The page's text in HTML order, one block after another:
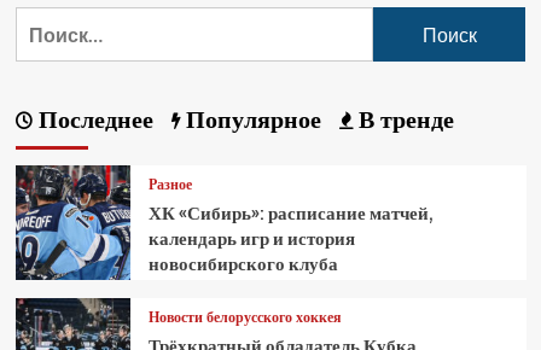
Последнее Популярное В тренде
Разное
ХК «Сибирь»: расписание матчей,
календарь игр и история
новосибирского клуба
Новости белорусского хоккея